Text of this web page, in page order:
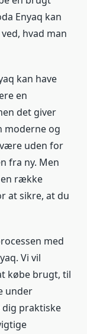
Enyaq kan
hvad man
kan have
en
det giver
moderne og
uden for
fra ny. Men
række
at sikre, at du
med
Vi vil
købe brugt, til
under
dig praktiske